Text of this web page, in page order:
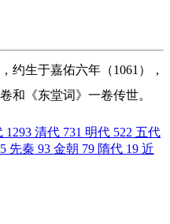
约生于嘉佑六年（1061），
和《东堂词》一卷传世。
1293 清代 731 明代 522 五代
先秦 93 金朝 79 隋代 19 近